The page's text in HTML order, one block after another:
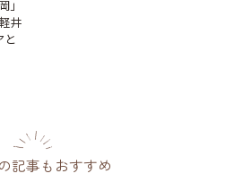
」
井
と
記事もおすすめ